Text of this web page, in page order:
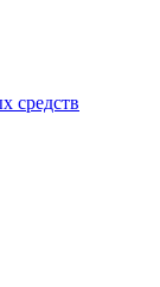
средств